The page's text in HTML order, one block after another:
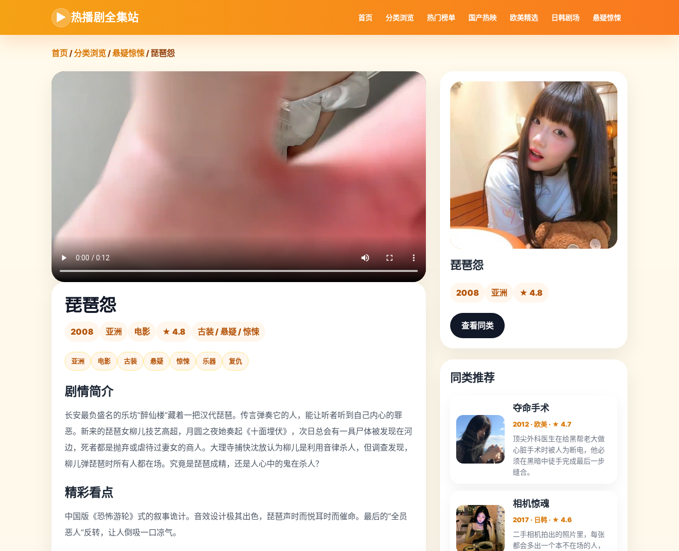
▶ 热播剧全集站 首页 分类浏览 热门榜单 国产热映 欧美精选 日韩剧场 悬疑惊悚
首页/分类浏览/悬疑惊悚/ 琵琶怨
琵琶怨
2008 亚洲 电影 ★ 4.8 古装 / 悬疑 / 惊悚
亚洲 电影 古装 悬疑 惊悚 乐器 复仇
剧情简介
长安最负盛名的乐坊“醉仙楼”藏着一把汉代琵琶。传言弹奏它的人，能让听者听到自己内心的罪
恶。新来的琵琶女柳儿技艺高超，月圆之夜她奏起《十面埋伏》，次日总会有一具尸体被发现在河
边，死者都是抛弃或虐待过妻女的商人。大理寺捕快沈放认为柳儿是利用音律杀人，但调查发现，
柳儿弹琵琶时所有人都在场。究竟是琵琶成精，还是人心中的鬼在杀人？
精彩看点
中国版《恐怖游轮》式的叙事诡计。音效设计极其出色，琵琶声时而悦耳时而催命。最后的“全员
恶人”反转，让人倒吸一口凉气。
琵琶怨
2008 亚洲 ★ 4.8
查看同类
同类推荐
夺命手术
2012 · 欧美 · ★ 4.7
顶尖外科医生在给黑帮老大做
心脏手术时被人为断电，他必
须在黑暗中徒手完成最后一步
缝合。
相机惊魂
2017 · 日韩 · ★ 4.6
二手相机拍出的照片里，每张
都会多出一个本不在场的人，